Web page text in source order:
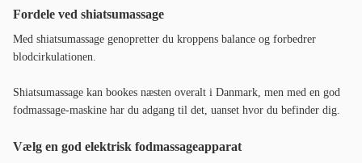
Fordele ved shiatsumassage
Med shiatsumassage genopretter du kroppens balance og forbedrer
blodcirkulationen.
Shiatsumassage kan bookes næsten overalt i Danmark, men med en god
fodmassage-maskine har du adgang til det, uanset hvor du befinder dig.
Vælg en god elektrisk fodmassageapparat